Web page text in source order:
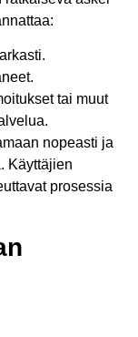
tai muut
nopeasti ja
Käyttäjien
prosessia